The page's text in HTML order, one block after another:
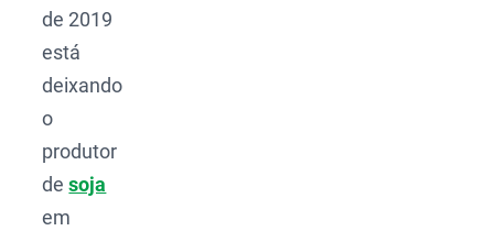
de 2019
está
deixando
o
produtor
desoja
em